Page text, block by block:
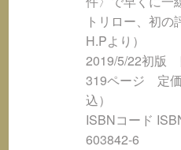
トリロー、初の
H.Pより）
2019/5/22初版
319ページ 定
込）
ISBNコード
603842-6